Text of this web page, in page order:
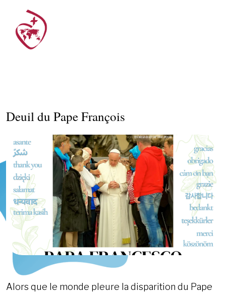
Deuil du Pape François
Alors que le monde pleure la disparition du Pape